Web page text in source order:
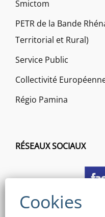
Smictom
PETR de la Bande
Territorial et Rural)
Service Public
Collectivité
Régio Pamina
RÉSEAUX SOCIAUX